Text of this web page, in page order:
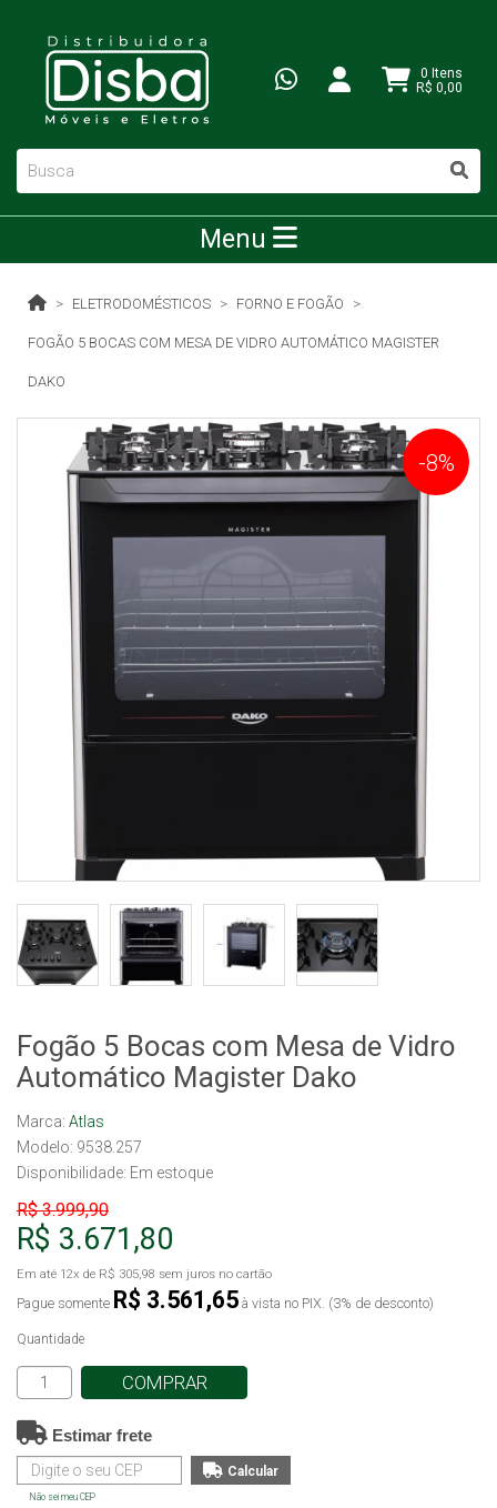
0 Itens
R$ 0,00
Menu
ELETRODOMÉSTICOS FORNO E FOGÃO
FOGÃO 5 BOCAS COM MESA DE VIDRO AUTOMÁTICO MAGISTER
DAKO
-8%
Fogão 5 Bocas com Mesa de Vidro
Automático Magister Dako
Marca: Atlas
Modelo: 9538.257
Disponibilidade: Em estoque
R$ 3.999,90
R$ 3.671,80
Em até 12x de R$ 305,98 sem juros no cartão
Pague somente R$ 3.561,65 à vista no PIX. (3% de desconto)
Quantidade
COMPRAR
Estimar frete
Não sei meu CEP